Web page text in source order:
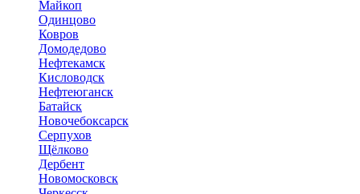
Майкоп
Одинцово
Ковров
Домодедово
Нефтекамск
Кисловодск
Нефтеюганск
Батайск
Новочебоксарск
Серпухов
Щёлково
Дербент
Новомосковск